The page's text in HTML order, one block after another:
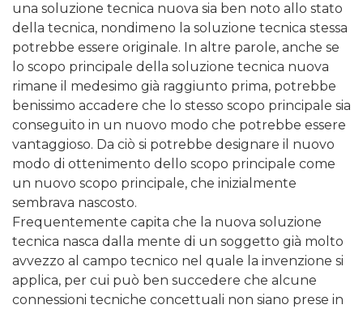
una soluzione tecnica nuova sia ben noto allo stato
della tecnica, nondimeno la soluzione tecnica stessa
potrebbe essere originale. In altre parole, anche se
lo scopo principale della soluzione tecnica nuova
rimane il medesimo già raggiunto prima, potrebbe
benissimo accadere che lo stesso scopo principale sia
conseguito in un nuovo modo che potrebbe essere
vantaggioso. Da ciò si potrebbe designare il nuovo
modo di ottenimento dello scopo principale come
un nuovo scopo principale, che inizialmente
sembrava nascosto.
Frequentemente capita che la nuova soluzione
tecnica nasca dalla mente di un soggetto già molto
avvezzo al campo tecnico nel quale la invenzione si
applica, per cui può ben succedere che alcune
connessioni tecniche concettuali non siano prese in